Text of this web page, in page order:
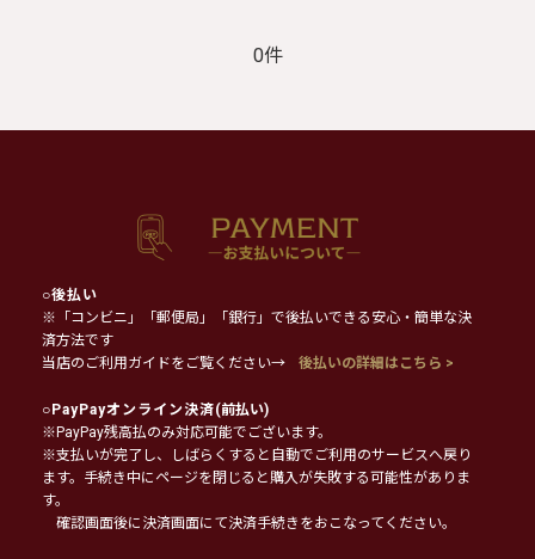
0件
○後払い
※「コンビニ」「郵便局」「銀行」で後払いできる安心・簡単な決
済方法です
当店のご利用ガイドをご覧ください→
後払いの詳細はこちら >
○PayPayオンライン決済(前払い)
※PayPay残高払のみ対応可能でございます。
※支払いが完了し、しばらくすると自動でご利用のサービスへ戻り
ます。手続き中にページを閉じると購入が失敗する可能性がありま
す。
確認画面後に決済画面にて決済手続きをおこなってください。